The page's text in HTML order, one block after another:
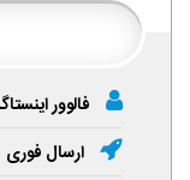
فالوور
ارسال فوری